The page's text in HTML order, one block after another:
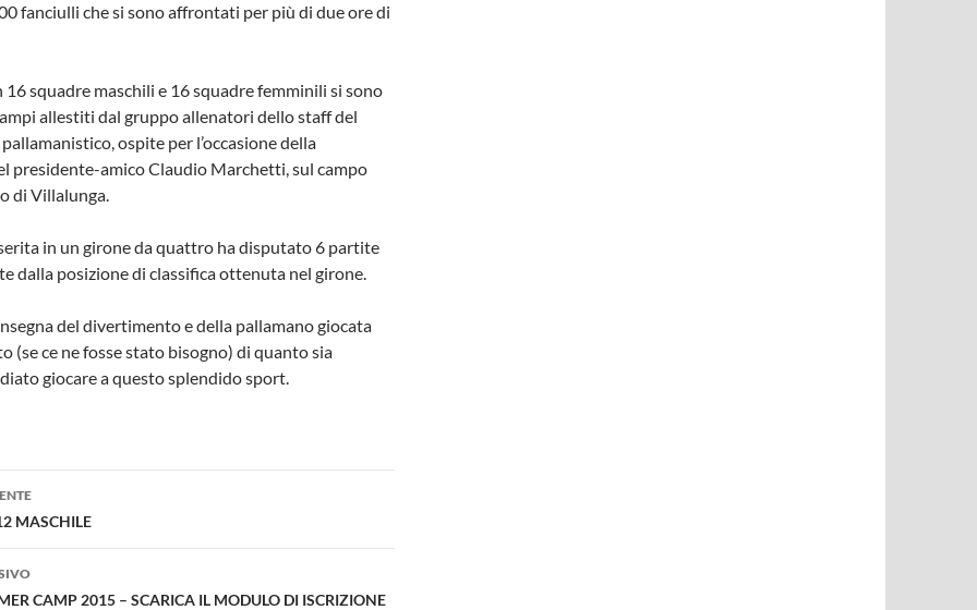
fanciulli che si sono affrontati per più di due ore di
16 squadre maschili e 16 squadre femminili si sono
allestiti dal gruppo allenatori dello staff del
ospite per l’occasione della
presidente-amico Claudio Marchetti, sul campo
di Villalunga.
in un girone da quattro ha disputato 6 partite
dalla posizione di classifica ottenuta nel girone.
del divertimento e della pallamano giocata
(se ce ne fosse stato bisogno) di quanto sia
giocare a questo splendido sport.
MASCHILE
CAMP 2015 – SCARICA IL MODULO DI ISCRIZIONE